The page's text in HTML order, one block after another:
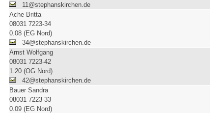
11@stephanskirchen.de
Ache Britta
08031 7223-34
0.08 (EG Nord)
34@stephanskirchen.de
Arnst Wolfgang
08031 7223-42
1.20 (OG Nord)
42@stephanskirchen.de
Bauer Sandra
08031 7223-33
0.09 (EG Nord)